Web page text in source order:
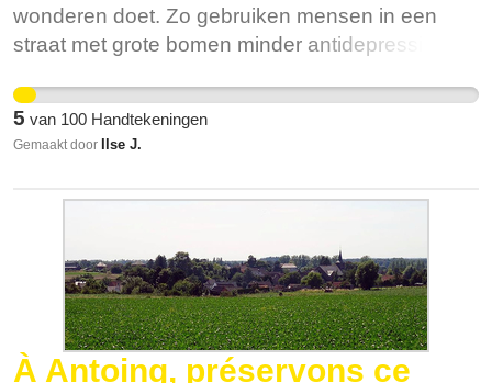
wonderen doet. Zo gebruiken mensen in een
straat met grote bomen minder antidepressiva en
Mensen die dichter bij een openbare groene
ruimte wonen zijn gelukkiger en gaan minder
zorg en ziekteverzuim. Bovendien werken
bomen als natuurlijke verkoeling tijdens extreme
hitte en als spons bij extreme regenval. Toch zijn
bomen en groene ruimte in België vaak ver te
5 van 100 Handtekeningen
Gemaakt door Ilse J.
À Antoing, préservons ce